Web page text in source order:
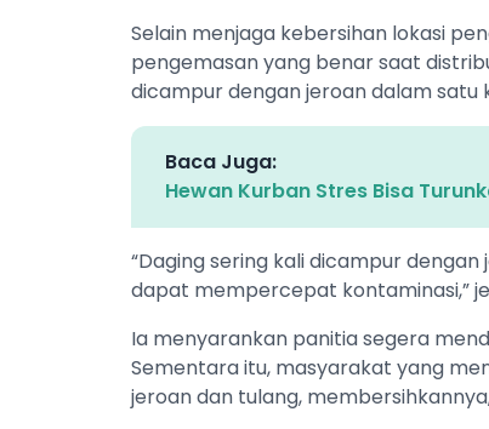
Selain menjaga kebersihan lokasi
pengemasan yang benar saat
dicampur dengan jeroan dalam satu
Baca Juga:
Hewan Kurban Stres Bisa
“Daging sering kali dicampur
dapat mempercepat kontaminasi,”
Ia menyarankan panitia segera
Sementara itu, masyarakat yang
jeroan dan tulang,